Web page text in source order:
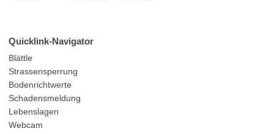
Quicklink-Navigator
Blättle
Strassensperrung
Bodenrichtwerte
Schadensmeldung
Lebenslagen
Webcam